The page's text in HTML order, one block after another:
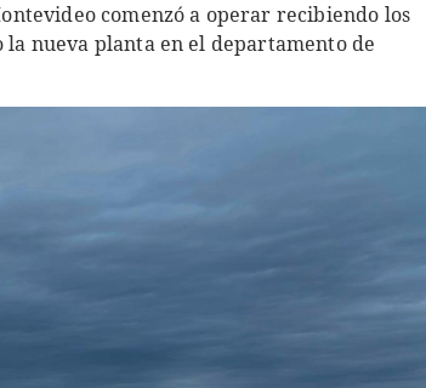
comenzó a operar recibiendo los
nueva planta en el departamento de